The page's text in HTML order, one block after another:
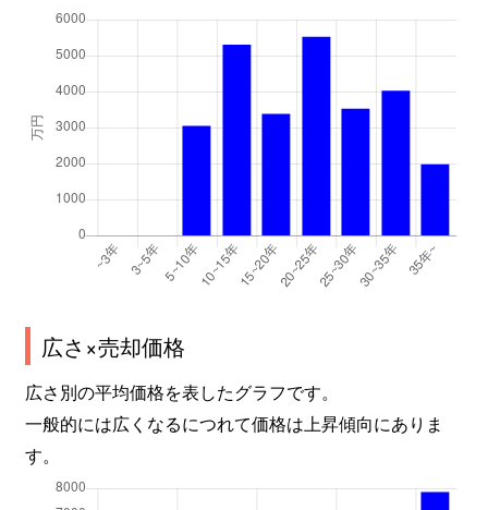
広さ×売却価格
広さ別の平均価格を表したグラフです。
一般的には広くなるにつれて価格は上昇傾向にありま
す。